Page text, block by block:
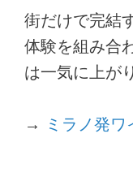
街だけで完結
体験を組み合
は一気に上が
→ ミラノ発